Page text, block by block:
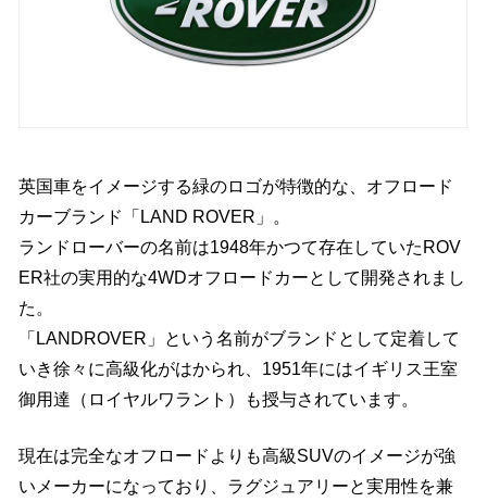
英国車をイメージする緑のロゴが特徴的な、オフロード
カーブランド「LAND ROVER」。
ランドローバーの名前は1948年かつて存在していたROV
ER社の実用的な4WDオフロードカーとして開発されまし
た。
「LANDROVER」という名前がブランドとして定着して
いき徐々に高級化がはかられ、1951年にはイギリス王室
御用達（ロイヤルワラント）も授与されています。
現在は完全なオフロードよりも高級SUVのイメージが強
いメーカーになっており、ラグジュアリーと実用性を兼